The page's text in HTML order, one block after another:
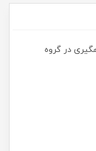
در گروه